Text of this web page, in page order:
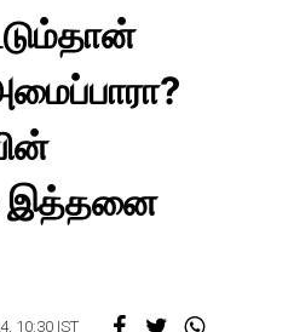
இத்தனை
10:30 IST